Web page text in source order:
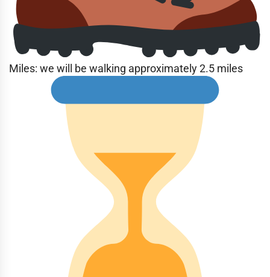
Miles: we will be walking approximately 2.5 miles